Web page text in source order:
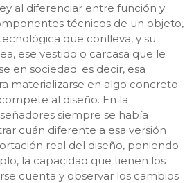
al diferenciar entre función y
técnicos de un objeto,
que conlleva, y su
ese vestido o carcasa que le
en sociedad; es decir, esa
materializarse en algo concreto
al diseño. En la
siempre se había
cuán diferente a esa versión
real del diseño, poniendo
la capacidad que tienen los
cuenta y observar los cambios